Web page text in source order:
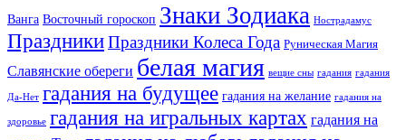
Ванга Восточный гороскоп Знаки Зодиака Нострадамус
ПраздникиПраздники Колеса Года Руническая Магия
Славянские обереги белая магия вещие сны гадания гадания
Да-Нет гадания на будущее гадания на желание гадания на
здоровье гадания на игральных картах гадания на